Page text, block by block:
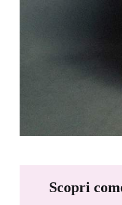
Scopri